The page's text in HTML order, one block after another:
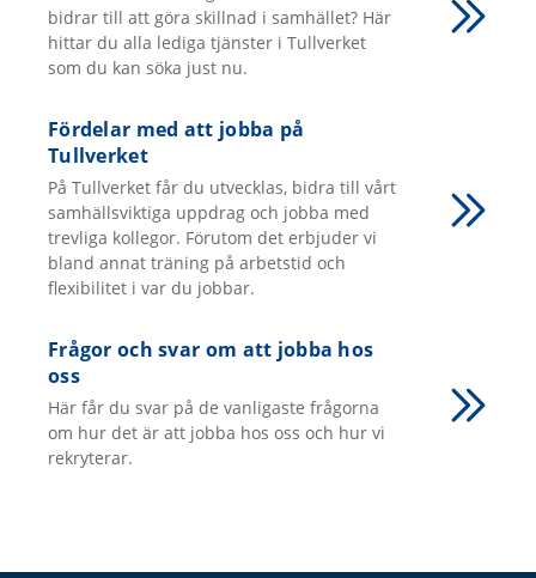
bidrar till att göra skillnad i samhället? Här
hittar du alla lediga tjänster i Tullverket
som du kan söka just nu.
Fördelar med att jobba på
Tullverket
På Tullverket får du utvecklas, bidra till vårt
samhällsviktiga uppdrag och jobba med
trevliga kollegor. Förutom det erbjuder vi
bland annat träning på arbetstid och
flexibilitet i var du jobbar.
Frågor och svar om att jobba hos
oss
Här får du svar på de vanligaste frågorna
om hur det är att jobba hos oss och hur vi
rekryterar.